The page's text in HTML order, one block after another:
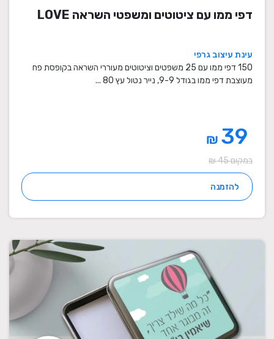
דפי ממו עם ציטוטים ומשפטי השראה LOVE
עינת עיצוב גרפי
150 דפי ממו עם 25 משפטים וציטוטים מעוררי השראה בקופסת פח
מעוצבת דפי ממו בגודל 9-9, נייר נטול עץ 80 ...
₪
במקום 45 ₪
להזמנה